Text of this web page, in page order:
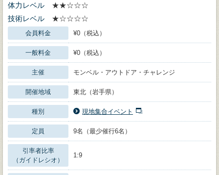
体力レベル
★★☆☆☆
技術レベル
★☆☆☆☆
会員料金 ¥0（税込）
一般料金 ¥0（税込）
主催 モンベル・アウトドア・チャレンジ
開催地域 東北（岩手県）
種別 現地集合イベント
定員 9名（最少催行6名）
引率者比率
（ガイドレシオ）
1:9